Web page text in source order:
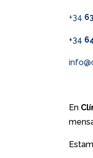
+34
+34
En